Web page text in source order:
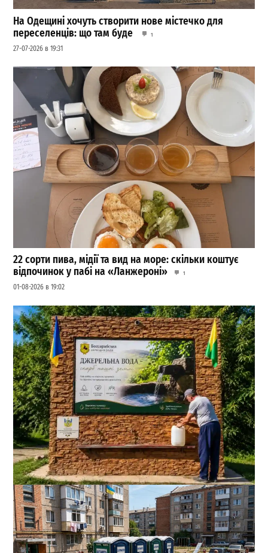
На Одещині хочуть створити нове містечко для
переселенців: що там буде
1
27-07-2026 в 19:31
22 сорти пива, мідії та вид на море: скільки коштує
відпочинок у пабі на «Ланжероні»
1
01-08-2026 в 19:02
На півдні Одещини відкрили сучасний бювет із
питною водою
0
04-08-2026 в 19:52
ВИБІР РЕДАКЦІЇ